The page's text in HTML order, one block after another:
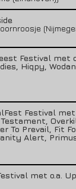
Festival met
Hiqpy,
Festival met
To Prevail, Fit
Alert,
met o.a.